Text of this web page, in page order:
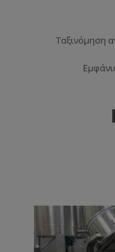
Ταξινόμηση